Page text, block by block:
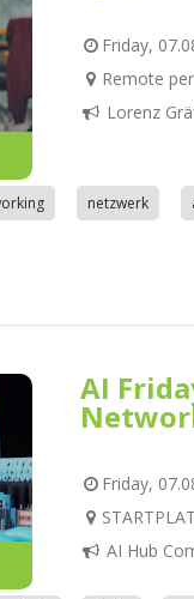
Friday,
Remote
Lorenz
netzwerk
AI
Friday,
AI Hub